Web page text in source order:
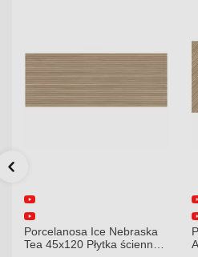
Porcelanosa Noa Tanzania
Almond 59,6X120 Płytka